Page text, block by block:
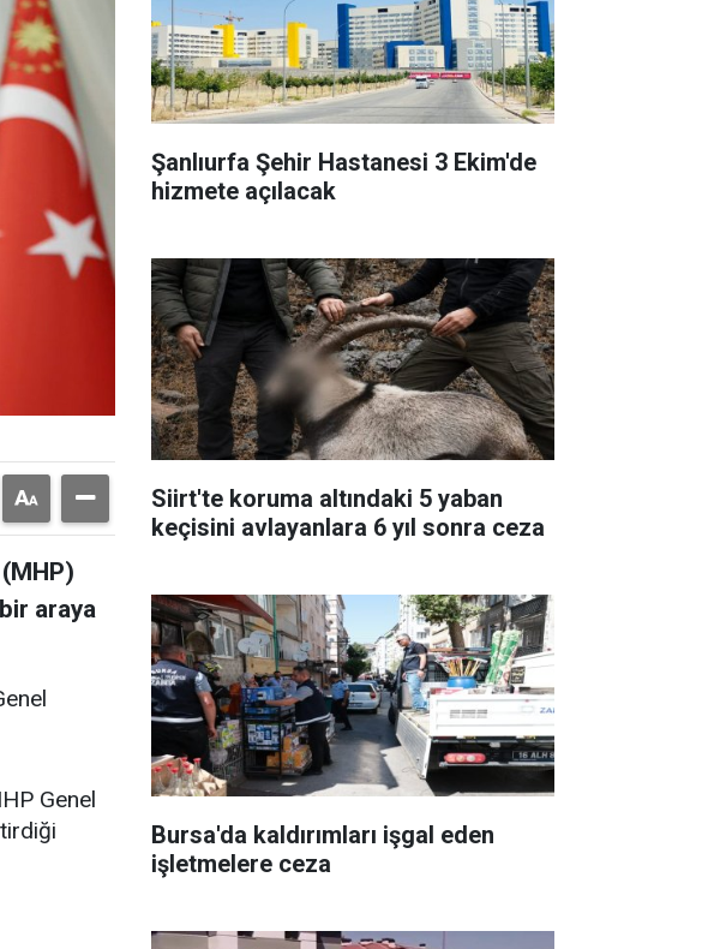
araya
Genel
Şanlıurfa Şehir Hastanesi 3 Ekim'de
hizmete açılacak
Siirt'te koruma altındaki 5 yaban
keçisini avlayanlara 6 yıl sonra ceza
Bursa'da kaldırımları işgal eden
işletmelere ceza